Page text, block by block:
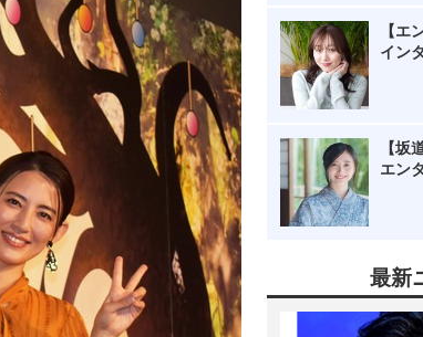
【エ
イン
【坂
エン
最新